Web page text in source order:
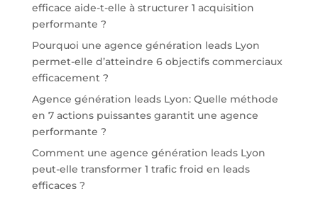
efficace aide-t-elle à structurer 1 acquisition
performante ?
Pourquoi une agence génération leads Lyon
permet-elle d’atteindre 6 objectifs commerciaux
efficacement ?
Agence génération leads Lyon: Quelle méthode
en 7 actions puissantes garantit une agence
performante ?
Comment une agence génération leads Lyon
peut-elle transformer 1 trafic froid en leads
efficaces ?